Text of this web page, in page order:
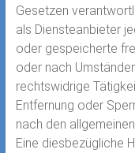
Gesetzen
als Diensteanbieter
oder gespeicherte
oder nach
rechtswidrige
Entfernung oder
nach den
Eine diesbezügliche